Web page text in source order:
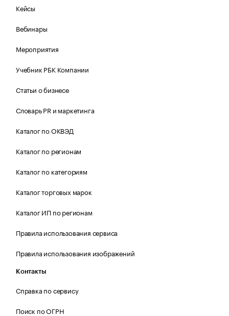
Кейсы
Вебинары
Мероприятия
Учебник РБК Компании
Статьи о бизнесе
Словарь PR и маркетинга
Каталог по ОКВЭД
Каталог по регионам
Каталог по категориям
Каталог торговых марок
Каталог ИП по регионам
Правила использования сервиса
Правила использования изображений
Контакты
Справка по сервису
Поиск по ОГРН